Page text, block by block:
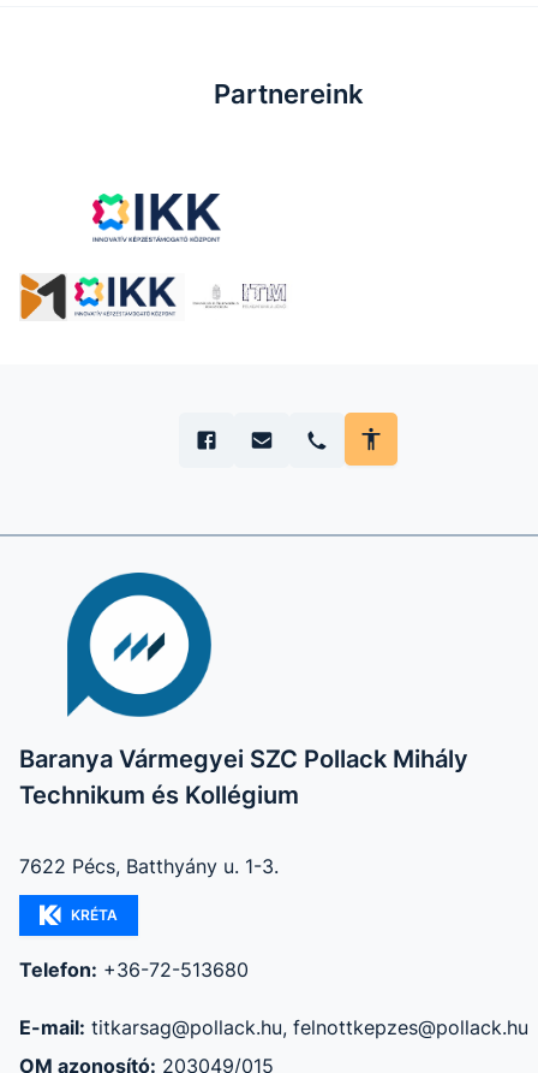
Partnereink
Baranya Vármegyei SZC Pollack Mihály
Technikum és Kollégium
7622 Pécs, Batthyány u. 1-3.
KRÉTA
Telefon: +36-72-513680
E-mail: titkarsag@pollack.hu, felnottkepzes@pollack.hu
OM azonosító: 203049/015